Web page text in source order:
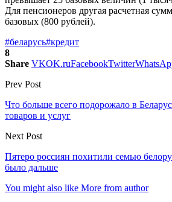
Для пенсионеров другая расчетная
базовых (800 рублей).
#беларусь#кредит
8
Share VKOK.ruFacebookTwitter
Prev Post
Что больше всего подорожало в
товаров и услуг
Next Post
Пятеро россиян похитили семью
было дальше
You might also like More from author